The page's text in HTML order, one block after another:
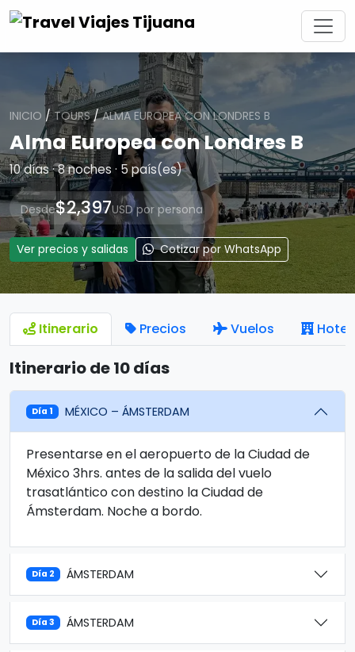
INICIO /TOURS/ALMA EUROPEA CON LONDRES B
Alma Europea con Londres B
10 días · 8 noches · 5 país(es)
Desde$2,397USD por persona
Ver precios y salidas Cotizar por WhatsApp
Itinerario Precios Vuelos
Itinerario de 10 días
Día 1 MÉXICO – ÁMSTERDAM
Presentarse en el aeropuerto de la Ciudad de
México 3hrs. antes de la salida del vuelo
trasatlántico con destino la Ciudad de
Ámsterdam. Noche a bordo.
Día 2 ÁMSTERDAM
Día 3 ÁMSTERDAM